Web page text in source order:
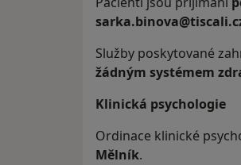
Služby poskytované
žádným systémem
Klinická psychologie
Ordinace klinické
Mělník.